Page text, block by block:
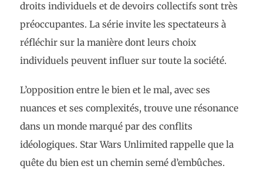
droits individuels et de devoirs collectifs sont très
préoccupantes. La série invite les spectateurs à
réfléchir sur la manière dont leurs choix
individuels peuvent influer sur toute la société.
L’opposition entre le bien et le mal, avec ses
nuances et ses complexités, trouve une résonance
dans un monde marqué par des conflits
idéologiques. Star Wars Unlimited rappelle que la
quête du bien est un chemin semé d’embûches.